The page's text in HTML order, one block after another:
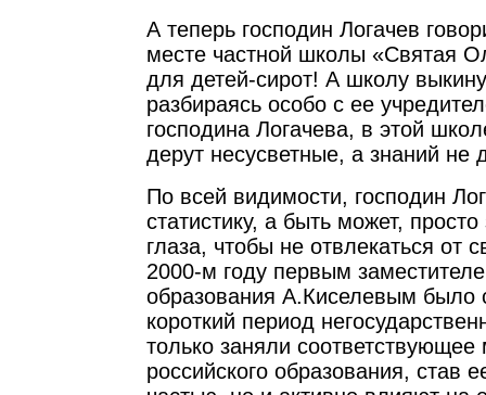
А теперь господин Логачев
месте частной школы «Святая
для детей-сирот! А школу
разбираясь особо с ее
господина Логачева, в этой
дерут несусветные, а знаний
По всей видимости, господин
статистику, а быть может,
глаза, чтобы не отвлекаться от
2000-м году первым
образования А.Киселевым было
короткий период
только заняли соответствующее
российского образования, став